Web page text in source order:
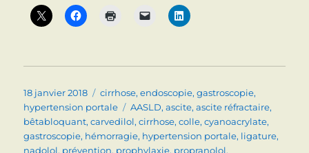
Publié
le
18 janvier 2018 Catégories
cirrhose,endoscopie,gastroscopie,
hypertension portale
Étiquettes
AASLD,ascite,ascite réfractaire,
bêtabloquant,carvedilol,cirrhose,colle,cyanoacrylate,
gastroscopie, hémorragie, hypertension portale, ligature,
nadolol, prévention, prophylaxie, propranolol,